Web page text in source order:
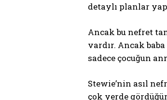
detaylı planlar
Ancak bu nefret
vardır. Ancak
sadece çocuğun
Stewie’nin asıl
çok yerde